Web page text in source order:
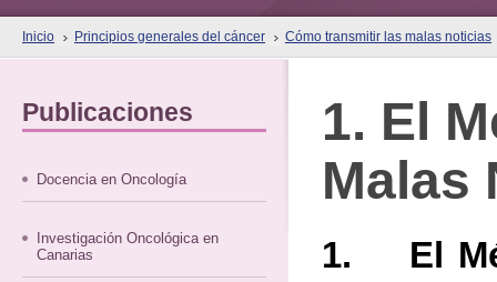
Inicio Principios generales del cáncer Cómo transmitir las malas noticias
Publicaciones
Docencia en Oncología
Investigación Oncológica en
Canarias
1. El
Malas
1. El